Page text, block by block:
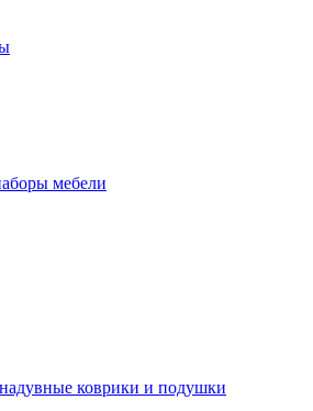
мебели
коврики и подушки